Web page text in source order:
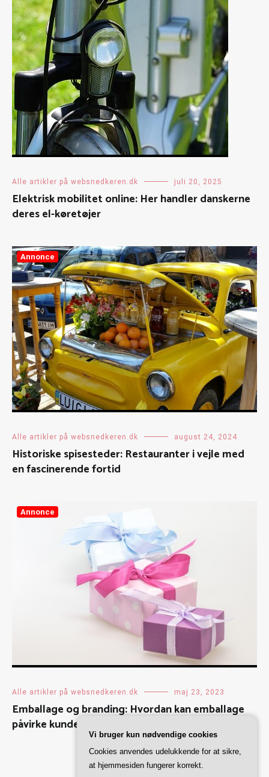
Alle artikler på websnedkeren.dk juli 20, 2025
Elektrisk mobilitet online: Her handler danskerne
deres el-køretøjer
Annonce
Alle artikler på websnedkeren.dk august 24, 2024
Historiske spisesteder: Restauranter i vejle med
en fascinerende fortid
Annonce
Alle artikler på websnedkeren.dk maj 23, 2023
Emballage og branding: Hvordan kan emballage
påvirke kundernes opfattelse af et produkt?
Vi bruger kun nødvendige cookies
Cookies anvendes udelukkende for at sikre,
at hjemmesiden fungerer korrekt.